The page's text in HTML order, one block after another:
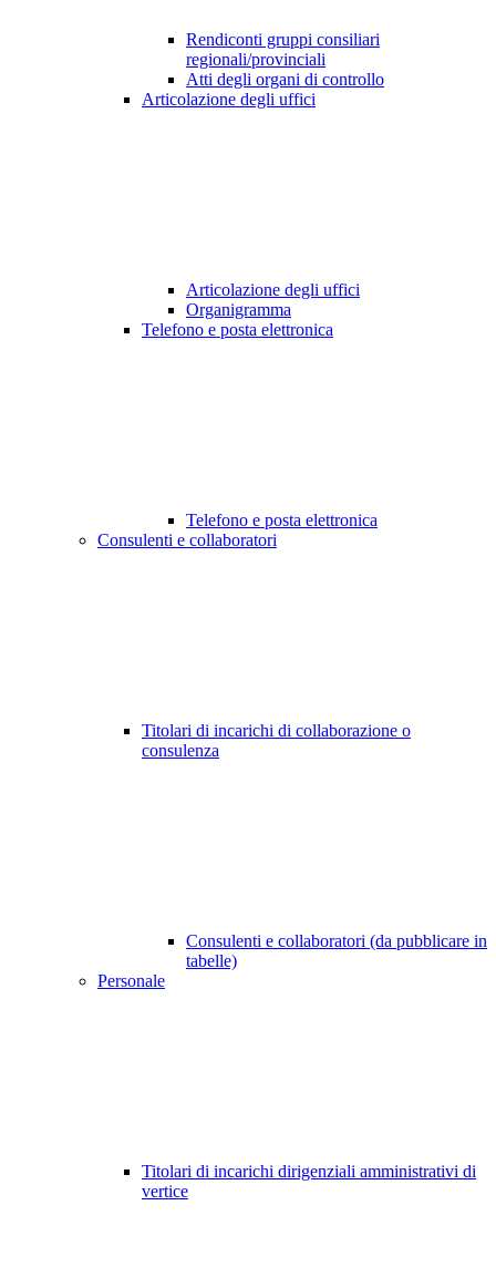
Rendiconti gruppi consiliari
regionali/provinciali
Atti degli organi di controllo
Articolazione degli uffici
Articolazione degli uffici
Organigramma
Telefono e posta elettronica
Telefono e posta elettronica
Consulenti e collaboratori
Titolari di incarichi di collaborazione o
consulenza
Consulenti e collaboratori (da pubblicare in
tabelle)
Personale
Titolari di incarichi dirigenziali amministrativi di
vertice